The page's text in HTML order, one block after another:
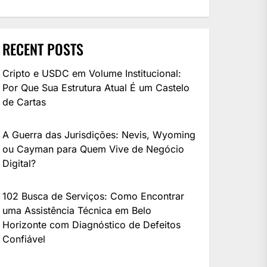
RECENT POSTS
Cripto e USDC em Volume Institucional:
Por Que Sua Estrutura Atual É um Castelo
de Cartas
A Guerra das Jurisdições: Nevis, Wyoming
ou Cayman para Quem Vive de Negócio
Digital?
102 Busca de Serviços: Como Encontrar
uma Assistência Técnica em Belo
Horizonte com Diagnóstico de Defeitos
Confiável